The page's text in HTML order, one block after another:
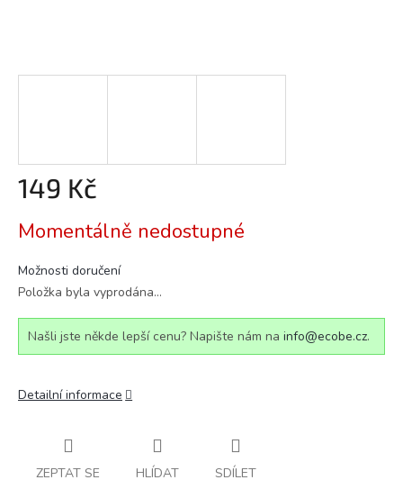
149 Kč
cena:
Momentálně nedostupné
Možnosti doručení
Položka byla vyprodána…
Našli jste někde lepší cenu? Napište nám na info@ecobe.cz.
Detailní informace
ZEPTAT SE HLÍDAT SDÍLET